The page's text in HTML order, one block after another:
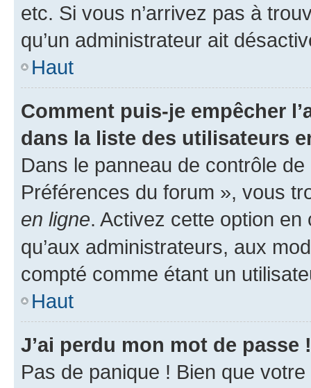
etc. Si vous n’arrivez pas à
qu’un administrateur ait
Haut
Comment puis-je empêcher
dans la liste des utilisateurs
Dans le panneau de contrôle
Préférences du forum », vous
en ligne. Activez cette option
qu’aux administrateurs, aux
compté comme étant un
Haut
J’ai perdu mon mot de passe !
Pas de panique ! Bien que